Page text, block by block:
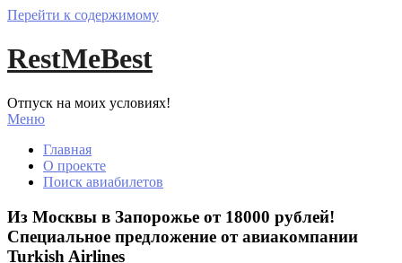
Перейти к содержимому
RestMeBest
Отпуск на моих условиях!
Меню
Главная
О проекте
Поиск авиабилетов
Из Москвы в Запорожье от 18000 рублей!
Специальное предложение от авиакомпании
Turkish Airlines